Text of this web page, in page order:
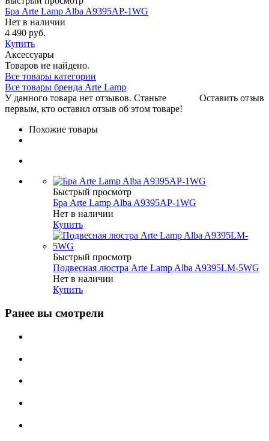
Бра Arte Lamp Alba A9395AP-1WG
Нет в наличии
4 490 руб.
Купить
Аксессуары
Товаров не найдено.
Все товары категории
Все товары бренда Arte Lamp
Оставить отзыв
У данного товара нет отзывов. Станьте
первым, кто оставил отзыв об этом товаре!
Похожие товары
Быстрый просмотр
Бра Arte Lamp Alba A9395AP-1WG
Нет в наличии
Купить
Быстрый просмотр
Подвесная люстра Arte Lamp Alba A9395LM-5WG
Нет в наличии
Купить
Ранее вы смотрели